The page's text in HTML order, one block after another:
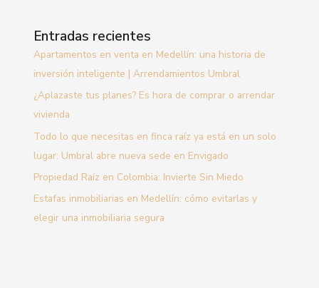
Entradas recientes
Apartamentos en venta en Medellín: una historia de
inversión inteligente | Arrendamientos Umbral
¿Aplazaste tus planes? Es hora de comprar o arrendar
vivienda
Todo lo que necesitas en finca raíz ya está en un solo
lugar: Umbral abre nueva sede en Envigado
Propiedad Raíz en Colombia: Invierte Sin Miedo
Estafas inmobiliarias en Medellín: cómo evitarlas y
elegir una inmobiliaria segura